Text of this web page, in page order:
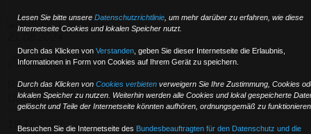
1
Aktuell
Radio ZuSa - wir wünschen einen guten Start nach dem
Umzug an den neuen Standort in Lüneburg Volgershall
19.12.2023
Lesen Sie bitte unsere Datenschutzrichtlinie , um mehr darüber zu erfahren, wie diese
Internetseite Cookies und lokalen Speicher nutzt.
Durch das Klicken von Verstanden geben Sie dieser Internetseite die Erlaubnis,
Informationen in Form von Cookies auf Ihrem Gerät zu speichern.
Durch das Klicken von Cookies verbieten verweigern Sie Ihre Zustimmung, Cookies
lokalen Speicher zu nutzen. Weiterhin werden alle Cookies und lokal gespeicherte
gelöscht und Teile der Internetseite könnten aufhören, ordnungsgemäß zu
Besuchen Sie die Internetseite des Bundesbeauftragten für den Datenschutz und die